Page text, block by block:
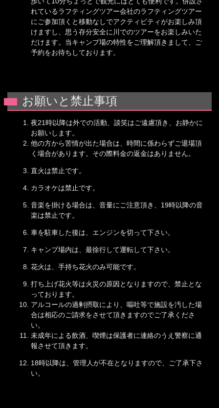
れているラフティングツアー会社のラフティングツアー
にご参加頂くと移動なしでアクティビティがお楽しみ頂
けますし、思う存分安全に川でのツアーをお楽しみいた
だけます。当キャンプ場の特性をご理解頂きまして、ご
予約をお待ちしております。
お願いと禁止事項
夜21時以降は外での活動、談笑はご遠慮頂き、お静かに
お願いします。
他の方から苦情が出た場合は、時間に係わらずご退場頂
く場合があります。その際料金の返金はありません。
直火は禁止です。
カラオケは禁止です。
音楽を掛ける場合は、音量にご注意頂き、19時以降の音
楽は禁止です。
車を駐車した後は、エンジンを切って下さい。
キャンプ場内は、最徐行して運転して下さい。
花火は、手持ち花火のみ可能です。
打ち上げ花火等は火災の原因となりますので、禁止とな
っております。
アルコールの過剰摂取により、嘔吐等で施設を汚した場
合は相応のご請求をさせて頂きますのでご了承くださ
い。
未成年による飲酒、喫煙は保護者に連絡のうえ警察に通
報させて頂きます。
18時以降は、管理人が不在となりますので、ご了承下さ
い。